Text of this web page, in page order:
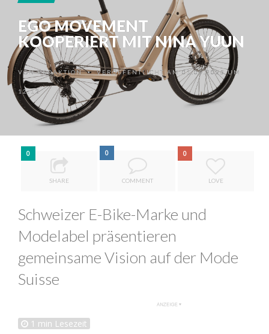
EGO MOVEMENT
KOOPERIERT MIT NINA YUUN
VONREDAKTION •VERÖFFENTLICHT AM 01.09.2025 UM
12:12
0
SHARE
0
COMMENT
0
LOVE
Schweizer E-Bike-Marke und
Modelabel präsentieren
gemeinsame Vision auf der Mode
Suisse
1 min Lesezeit